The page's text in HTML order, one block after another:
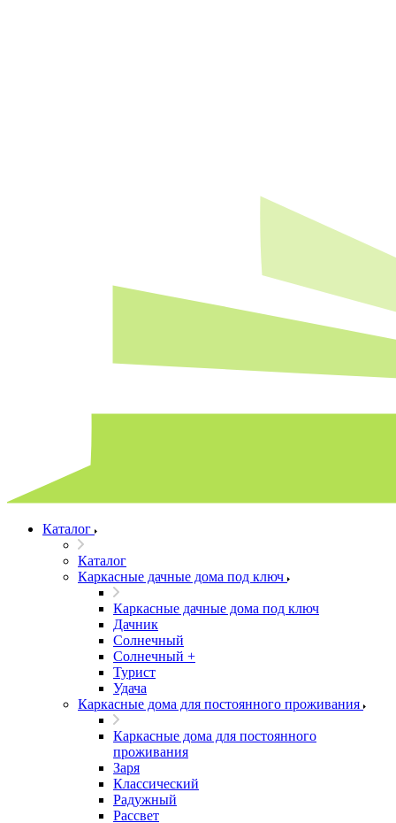
Каталог
Каталог
Каркасные дачные дома под ключ
Каркасные дачные дома под ключ
Дачник
Солнечный
Солнечный +
Турист
Удача
Каркасные дома для постоянного проживания
Каркасные дома для постоянного
проживания
Заря
Классический
Радужный
Рассвет